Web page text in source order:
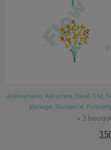
Fête des mères,Hiver,Le quotidien,
Saint Valentin,Vacances